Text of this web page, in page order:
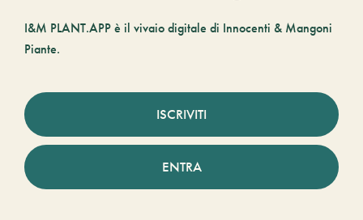
I&M PLANT.APP è il vivaio digitale di Innocenti & Mangoni
Piante.
ISCRIVITI
ENTRA